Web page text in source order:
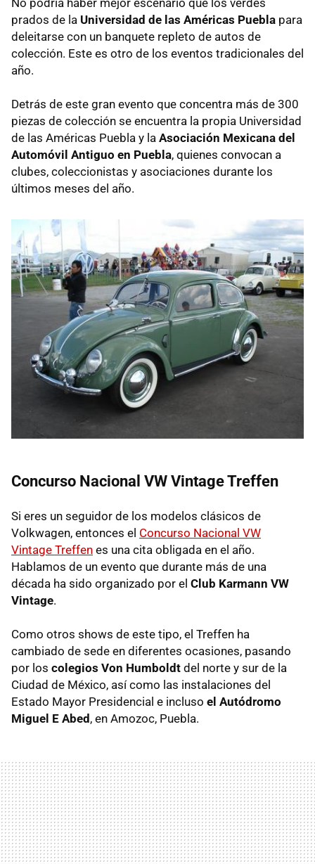
prados de la Universidad de las Américas Puebla para
deleitarse con un banquete repleto de autos de
colección. Este es otro de los eventos tradicionales del
año.
Detrás de este gran evento que concentra más de 300
piezas de colección se encuentra la propia Universidad
de las Américas Puebla y la Asociación Mexicana del
Automóvil Antiguo en Puebla, quienes convocan a
clubes, coleccionistas y asociaciones durante los
últimos meses del año.
Concurso Nacional VW Vintage Treffen
Si eres un seguidor de los modelos clásicos de
Volkwagen, entonces el Concurso Nacional VW
Vintage Treffen es una cita obligada en el año.
Hablamos de un evento que durante más de una
década ha sido organizado por el Club Karmann VW
Vintage.
Como otros shows de este tipo, el Treffen ha
cambiado de sede en diferentes ocasiones, pasando
por los colegios Von Humboldt del norte y sur de la
Ciudad de México, así como las instalaciones del
Estado Mayor Presidencial e incluso el Autódromo
Miguel E Abed, en Amozoc, Puebla.